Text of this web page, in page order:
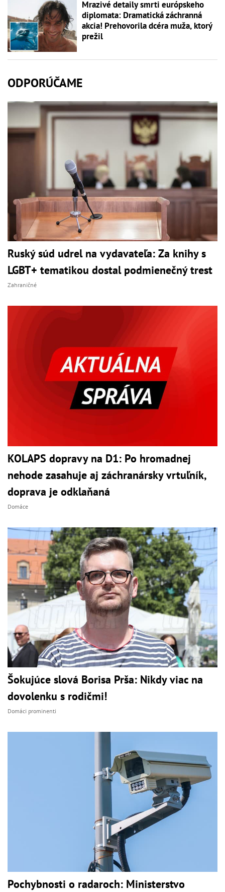
Mrazivé detaily smrti európskeho
diplomata: Dramatická záchranná
akcia! Prehovorila dcéra muža, ktorý
prežil
ODPORÚČAME
Ruský súd udrel na vydavateľa: Za knihy s
LGBT+ tematikou dostal podmienečný trest
Zahraničné
KOLAPS dopravy na D1: Po hromadnej
nehode zasahuje aj záchranársky vrtuľník,
doprava je odklaňaná
Domáce
Šokujúce slová Borisa Prša: Nikdy viac na
dovolenku s rodičmi!
Domáci prominenti
Pochybnosti o radaroch: Ministerstvo